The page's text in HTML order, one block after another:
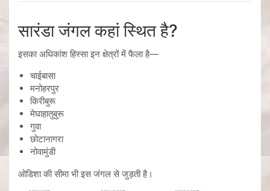
सारंडा जंगल कहां स्थित है?
इसका अधिकांश हिस्सा इन क्षेत्रों में फैला है—
चाईबासा
मनोहरपुर
किरीबुरू
मेघाहातुबुरू
गुवा
छोटानागरा
नोवामुंडी
ओडिशा की सीमा भी इस जंगल से जुड़ती है।